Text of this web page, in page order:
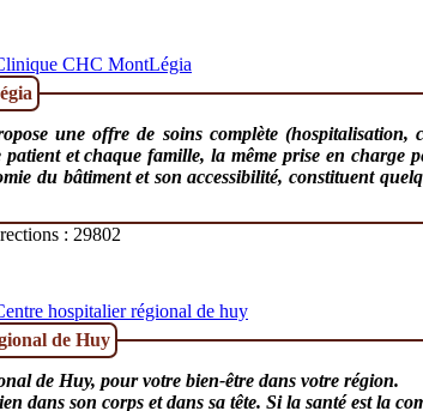
CHC MontLégia
une offre de soins complète (hospitalisation,
patient et chaque famille, la même prise en
du bâtiment et son accessibilité, constituent
: 29802
hospitalier régional de huy
de Huy
de Huy, pour votre bien-être dans votre région.
dans son corps et dans sa tête. Si la santé est la